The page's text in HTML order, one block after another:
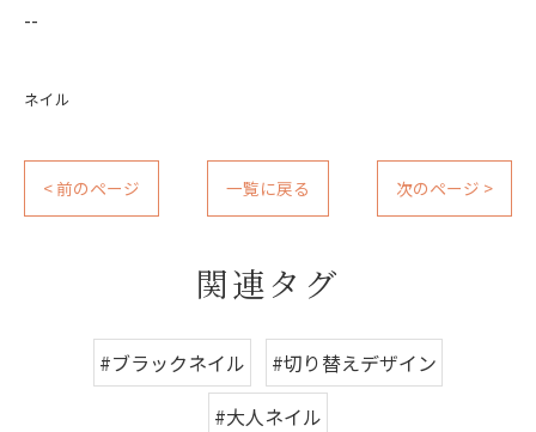
--
ネイル
< 前のページ 一覧に戻る 次のページ >
関連タグ
#ブラックネイル
#切り替えデザイン
#大人ネイル